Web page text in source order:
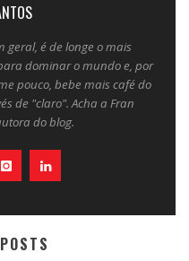
geral, é de longe o mais
dominar o mundo e, por
pouco, bebe mais café do
de "claro". Acha a Fran
do blog.